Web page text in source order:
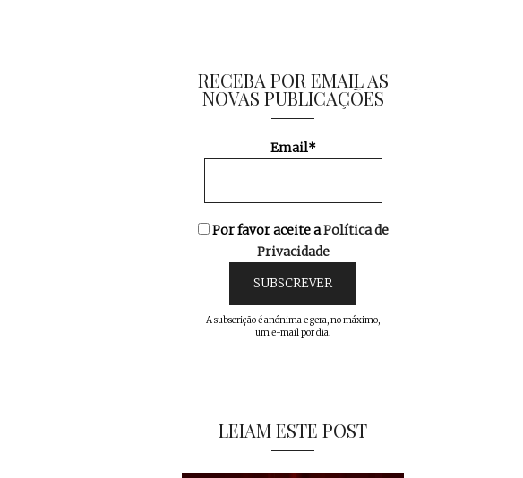
RECEBA POR EMAIL AS
NOVAS PUBLICAÇÕES
Email*
Por favor aceite aPolítica de
Privacidade
A subscrição é anónima e gera, no máximo,
um e-mail por dia.
LEIAM ESTE POST